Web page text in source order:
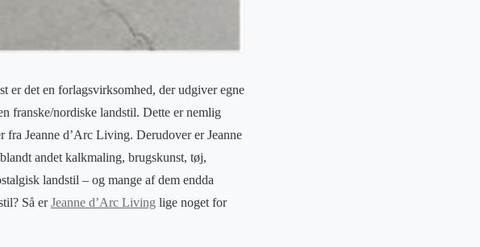
er det en forlagsvirksomhed, der udgiver egne
franske/nordiske landstil. Dette er nemlig
fra Jeanne d’Arc Living. Derudover er Jeanne
andet kalkmaling, brugskunst, tøj,
landstil – og mange af dem endda
Så erJeanne d’Arc Living lige noget for